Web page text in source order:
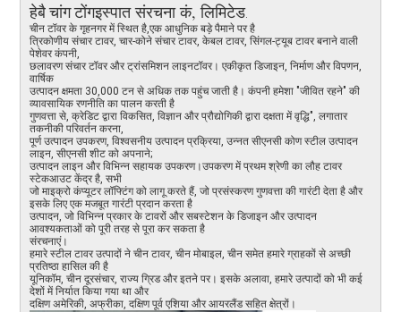
हेबै चांग टोंगइस्पात संरचना कं, लिमिटेड.
चीन टॉवर के गृहनगर में स्थित है,एक आधुनिक बड़े पैमाने पर है
त्रिकोणीय संचार टावर, चार-कोने संचार टावर, केबल टावर, सिंगल-ट्यूब टावर बनाने वाली
पेशेवर कंपनी,
छलावरण संचार टॉवर और ट्रांसमिशन लाइनटॉवर। एकीकृत डिजाइन, निर्माण और विपणन,
वार्षिक
उत्पादन क्षमता 30,000 टन से अधिक तक पहुंच जाती है। कंपनी हमेशा "जीवित रहने" की
व्यावसायिक रणनीति का पालन करती है
गुणवत्ता से, क्रेडिट द्वारा विकसित, विज्ञान और प्रौद्योगिकी द्वारा दक्षता में वृद्धि", लगातार
तकनीकी परिवर्तन करना,
पूर्ण उत्पादन उपकरण, विश्वसनीय उत्पादन प्रक्रिया, उन्नत सीएनसी कोण स्टील उत्पादन
लाइन, सीएनसी शीट को अपनाने;
उत्पादन लाइन और विभिन्न सहायक उपकरण।उपकरण में प्रथम श्रेणी का लौह टावर
स्टेकआउट केंद्र है, सभी
जो माइक्रो कंप्यूटर लॉफ्टिंग को लागू करते हैं, जो प्रसंस्करण गुणवत्ता की गारंटी देता है और
इसके लिए एक मजबूत गारंटी प्रदान करता है
उत्पादन, जो विभिन्न प्रकार के टावरों और सबस्टेशन के डिजाइन और उत्पादन
आवश्यकताओं को पूरी तरह से पूरा कर सकता है
संरचनाएं।
हमारे स्टील टावर उत्पादों ने चीन टावर, चीन मोबाइल, चीन समेत हमारे ग्राहकों से अच्छी
प्रतिष्ठा हासिल की है
यूनिकॉम, चीन दूरसंचार, राज्य ग्रिड और इतने पर। इसके अलावा, हमारे उत्पादों को भी कई
देशों में निर्यात किया गया था और
दक्षिण अमेरिकी, अफ्रीका, दक्षिण पूर्व एशिया और आयरलैंड सहित क्षेत्रों।